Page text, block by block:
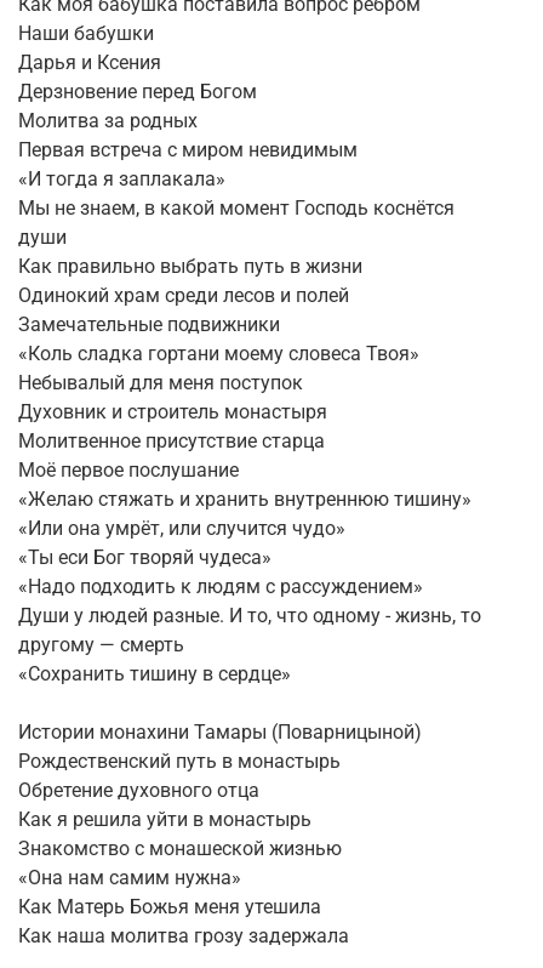
Наши бабушки
Дарья и Ксения
Дерзновение перед Богом
Молитва за родных
Первая встреча с миром невидимым
«И тогда я заплакала»
Мы не знаем, в какой момент Господь коснётся
души
Как правильно выбрать путь в жизни
Одинокий храм среди лесов и полей
Замечательные подвижники
«Коль сладка гортани моему словеса Твоя»
Небывалый для меня поступок
Духовник и строитель монастыря
Молитвенное присутствие старца
Моё первое послушание
«Желаю стяжать и хранить внутреннюю тишину»
«Или она умрёт, или случится чудо»
«Ты еси Бог творяй чудеса»
«Надо подходить к людям с рассуждением»
Души у людей разные. И то, что одному - жизнь, то
другому — смерть
«Сохранить тишину в сердце»
Истории монахини Тамары (Поварницыной)
Рождественский путь в монастырь
Обретение духовного отца
Как я решила уйти в монастырь
Знакомство с монашеской жизнью
«Она нам самим нужна»
Как Матерь Божья меня утешила
Как наша молитва грозу задержала